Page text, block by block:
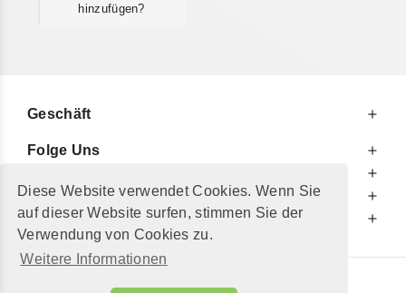
Diese Website verwendet Cookies. Wenn Sie
auf dieser Website surfen, stimmen Sie der
Verwendung von Cookies zu.
Weitere Informationen
hinzufügen?
Geschäft
Folge Uns
Zu Ihrer Information
Zusätzlich
© 2002 - 2026"Petershop GmbH"